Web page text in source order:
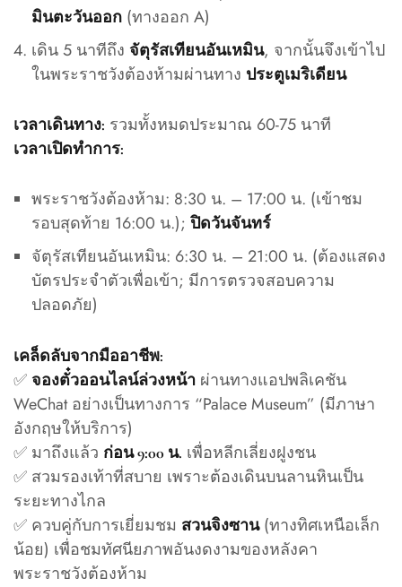
มินตะวันออก(ทางออก A)
เดิน 5 นาทีถึง จัตุรัสเทียนอันเหมิน, จากนั้นจึงเข้าไป
ในพระราชวังต้องห้ามผ่านทาง ประตูเมริเดียน
เวลาเดินทาง: รวมทั้งหมดประมาณ 60-75 นาที
เวลาเปิดทำการ:
พระราชวังต้องห้าม: 8:30 น. – 17:00 น. (เข้าชม
รอบสุดท้าย 16:00 น.); ปิดวันจันทร์
จัตุรัสเทียนอันเหมิน: 6:30 น. – 21:00 น. (ต้องแสดง
บัตรประจำตัวเพื่อเข้า; มีการตรวจสอบความ
ปลอดภัย)
เคล็ดลับจากมืออาชีพ:
✅ จองตั๋วออนไลน์ล่วงหน้า ผ่านทางแอปพลิเคชัน
WeChat อย่างเป็นทางการ “Palace Museum” (มีภาษา
อังกฤษให้บริการ)
✅ มาถึงแล้ว ก่อน 9:00 น. เพื่อหลีกเลี่ยงฝูงชน
✅ สวมรองเท้าที่สบาย เพราะต้องเดินบนลานหินเป็น
ระยะทางไกล
✅ ควบคู่กับการเยี่ยมชม สวนจิงซาน(ทางทิศเหนือเล็ก
น้อย) เพื่อชมทัศนียภาพอันงดงามของหลังคา
พระราชวังต้องห้าม